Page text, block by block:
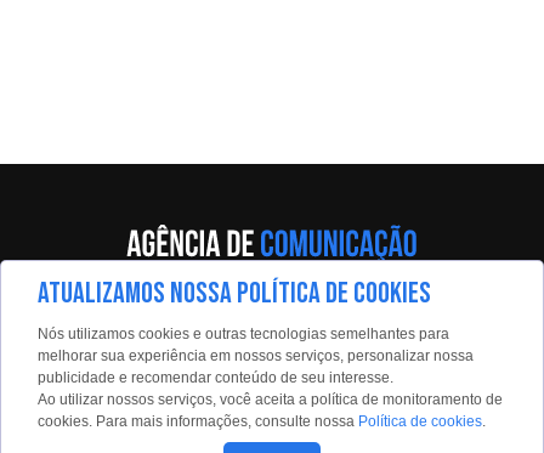
Av. Eng. Caetano Álvares, 55 - 5º andar
Limão, São Paulo, 02598-900
Contato:
estadaoconteudo@estadao.com
ATUALIZAMOS NOSSA POLÍTICA DE COOKIES
Nós utilizamos cookies e outras tecnologias semelhantes para
melhorar sua experiência em nossos serviços, personalizar nossa
publicidade e recomendar conteúdo de seu interesse.
Ao utilizar nossos serviços, você aceita a política de monitoramento de
cookies. Para mais informações, consulte nossa Política de cookies.